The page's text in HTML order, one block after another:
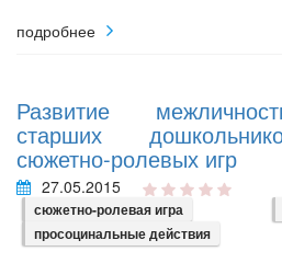
подробнее
Развитие
старших
сюжетно-ролевых игр
27.05.2015
сюжетно-ролевая игра
просоцинальные действия